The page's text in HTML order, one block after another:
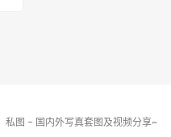
私图 – 国内外写真套图及视频分享~